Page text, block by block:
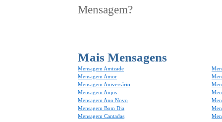
Mensagem?
Mais Mensagens
Mensagem Amizade
Mensagem Amor
Mensagem Aniversário
Mensagem Anjos
Mensagem Ano Novo
Mensagem Bom Dia
Mensagem Cantadas